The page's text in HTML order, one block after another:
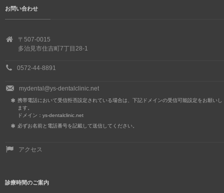
お問い合わせ
〒507-0015
多治見市住吉町7丁目28-1
0572-44-8891
mydental@ys-dentalclinic.net
携帯電話において受信拒否設定されている場合は、下記ドメインの受信可能設定をお願いし
ます。
ドメイン：ys-dentalclinic.net
必ずお名前と電話番号を記載して送信してください。
アクセス
診療時間のご案内